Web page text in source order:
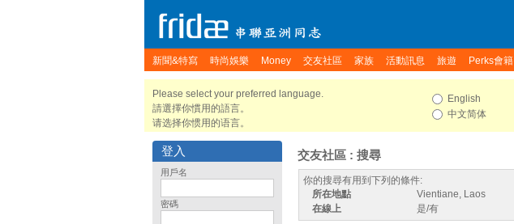
新聞&特寫 時尚娛樂 Money 交友社區 家族 活動訊息 旅遊 Perks會籍
Please select your preferred language.
請選擇你慣用的語言。
请选择你惯用的语言。
English
中文简体
登入
用戶名
密碼
交友社區 : 搜尋
你的搜尋有用到下列的條件:
所在地點
Vientiane, Laos
在線上
是/有